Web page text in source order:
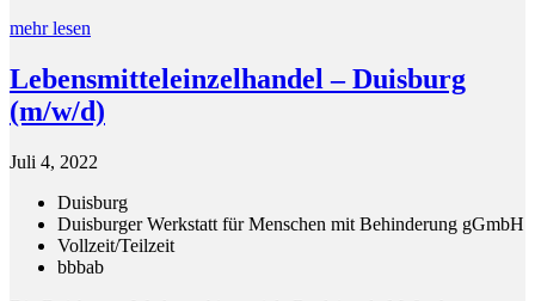
mehr lesen
Lebensmitteleinzelhandel – Duisburg
(m/w/d)
Juli 4, 2022
Duisburg
Duisburger Werkstatt für Menschen mit Behinderung gGmbH
Vollzeit/Teilzeit
bbbab